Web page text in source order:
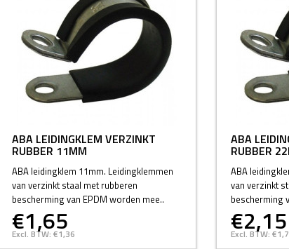
ABA LEIDINGKLEM VERZINKT
RUBBER 11MM
ABA leidingklem 11mm. Leidingklemmen
van verzinkt staal met rubberen
bescherming van EPDM worden mee..
€1,65
Excl. BTW: €1,36
ABA
RUBBER
ABA
van verzinkt
bescherming
€2,15
Excl. BTW: